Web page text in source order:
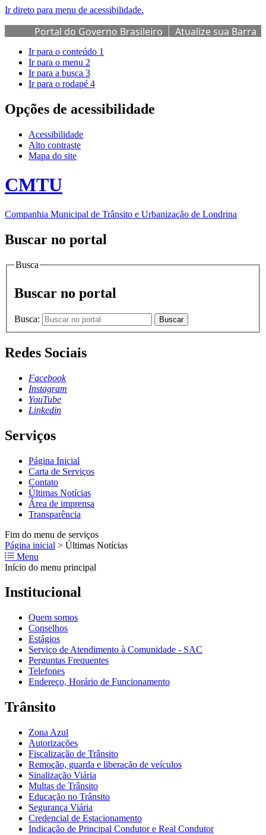
Ir direto para menu de acessibilidade.
Portal do Governo Brasileiro
Atualize sua Barra
de Governo
Ir para o conteúdo 1
Ir para o menu 2
Ir para a busca 3
Ir para o rodapé 4
Opções de acessibilidade
Acessibilidade
Alto contraste
Mapa do site
CMTU
Companhia Municipal de Trânsito e Urbanização de Londrina
Buscar no portal
Busca
Buscar no portal
Busca: Buscar
Redes Sociais
Facebook
Instagram
YouTube
Linkedin
Serviços
Página Inicial
Carta de Serviços
Contato
Últimas Notícias
Área de imprensa
Transparência
Fim do menu de serviços
Página inicial > Últimas Notícias
Menu
Início do menu principal
Institucional
Quem somos
Conselhos
Estágios
Serviço de Atendimento à Comunidade - SAC
Perguntas Frequentes
Telefones
Endereço, Horário de Funcionamento
Trânsito
Zona Azul
Autorizações
Fiscalização de Trânsito
Remoção, guarda e liberação de veículos
Sinalização Viária
Multas de Trânsito
Educação no Trânsito
Segurança Viária
Credencial de Estacionamento
Indicação de Principal Condutor e Real Condutor